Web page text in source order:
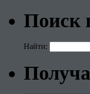
Поиск
Найти: